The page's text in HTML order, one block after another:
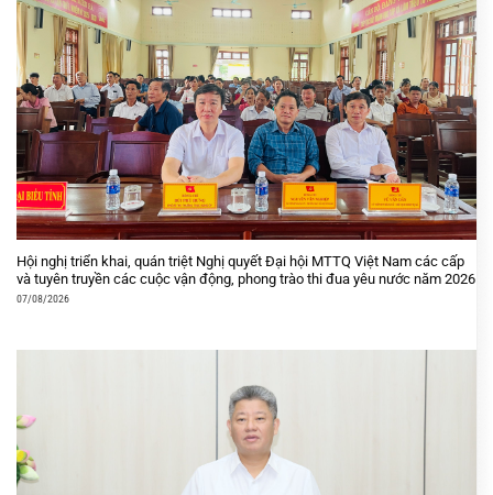
Hội nghị triển khai, quán triệt Nghị quyết Đại hội MTTQ Việt Nam các cấp
và tuyên truyền các cuộc vận động, phong trào thi đua yêu nước năm 2026
07/08/2026